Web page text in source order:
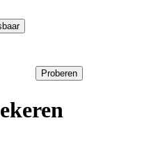
Proberen